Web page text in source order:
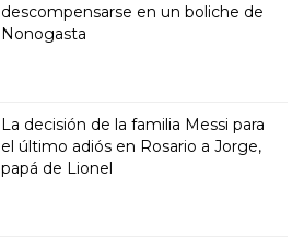
descompensarse en un boliche de
Nonogasta
La decisión de la familia Messi para
el último adiós en Rosario a Jorge,
papá de Lionel